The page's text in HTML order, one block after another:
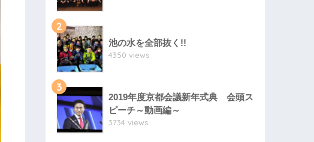
2
池の水を全部抜く!!
4350 views
3
2019年度京都会議新年式典 会頭ス
ピーチ～動画編～
3734 views